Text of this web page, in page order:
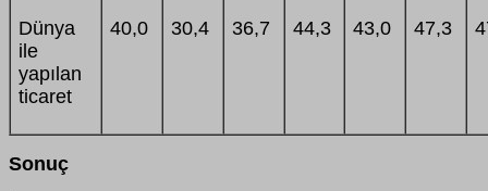
Dünya
ile
yapılan
ticaret
40,0 30,4 36,7 44,3 43,0 47,3
Sonuç